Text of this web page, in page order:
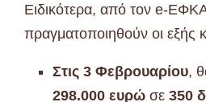
Ειδικότερα, από τον e-
πραγματοποιηθούν οι εξής
Στις 3 Φεβρουαρίου,
298.000 ευρώ σε 350